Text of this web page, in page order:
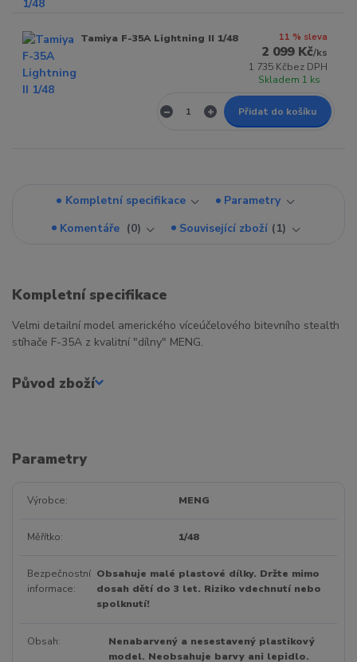
Tamiya F-35A Lightning II 1/48 11 % sleva
2 099 Kč/ks
1 735 Kčbez DPH
Skladem 1 ks
Přidat do košíku
Kompletní specifikace
Parametry
Komentáře
0 Související zboží 1
Kompletní specifikace
Velmi detailní model amerického víceúčelového bitevního stealth
stíhače F-35A z kvalitní "dílny" MENG.
Původ zboží
Parametry
Výrobce MENG
Měřítko 1/48
Bezpečnostní
informace
Obsahuje malé plastové dílky. Držte mimo
dosah dětí do 3 let. Riziko vdechnutí nebo
spolknutí!
Obsah
Nenabarvený a nesestavený plastikový
model. Neobsahuje barvy ani lepidlo.